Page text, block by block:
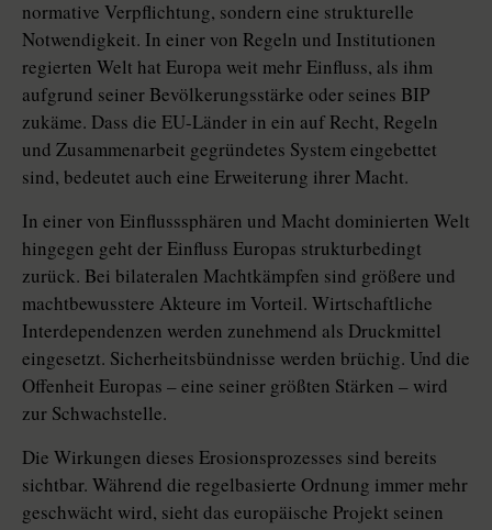
normative Verpflichtung, sondern eine strukturelle
Notwendigkeit. In einer von Regeln und Institutionen
regierten Welt hat Europa weit mehr Einfluss, als ihm
aufgrund seiner Bevölkerungsstärke oder seines BIP
zukäme. Dass die EU-Länder in ein auf Recht, Regeln
und Zusammenarbeit gegründetes System eingebettet
sind, bedeutet auch eine Erweiterung ihrer Macht.
In einer von Einflusssphären und Macht dominierten Welt
hingegen geht der Einfluss Europas strukturbedingt
zurück. Bei bilateralen Machtkämpfen sind größere und
machtbewusstere Akteure im Vorteil. Wirtschaftliche
Interdependenzen werden zunehmend als Druckmittel
eingesetzt. Sicherheitsbündnisse werden brüchig. Und die
Offenheit Europas – eine seiner größten Stärken – wird
zur Schwachstelle.
Die Wirkungen dieses Erosionsprozesses sind bereits
sichtbar. Während die regelbasierte Ordnung immer mehr
geschwächt wird, sieht das europäische Projekt seinen